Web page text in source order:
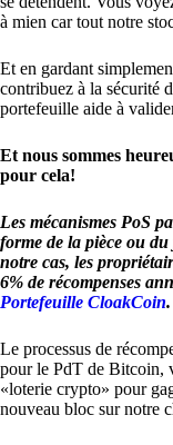
à mien car tout notre
Et en gardant
contribuez à la sécurité
portefeuille aide à
Et nous sommes
pour cela!
Les mécanismes PoS
forme de la pièce ou
notre cas, les
6% de récompenses
Portefeuille CloakCoin.
Le processus de
pour le PdT de Bitcoin,
«loterie crypto» pour
nouveau bloc sur notre